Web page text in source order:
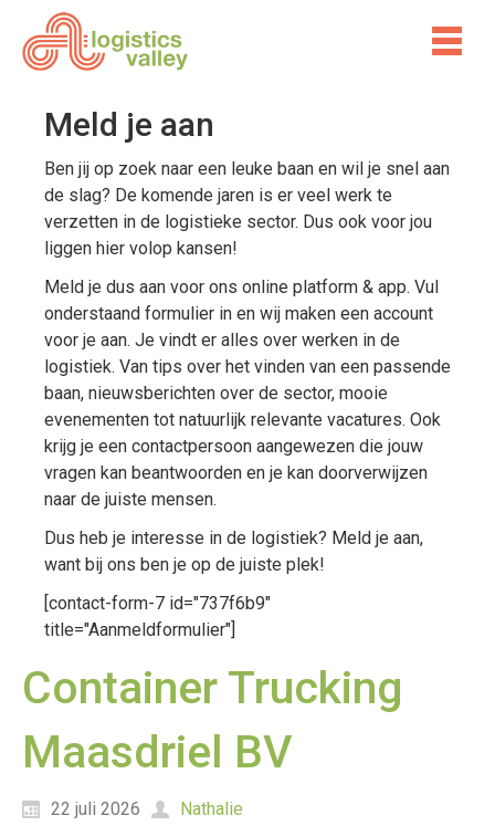
Meld je aan
Ben jij op zoek naar een leuke baan en wil je snel aan
de slag? De komende jaren is er veel werk te
verzetten in de logistieke sector. Dus ook voor jou
liggen hier volop kansen!
Meld je dus aan voor ons online platform & app. Vul
onderstaand formulier in en wij maken een account
voor je aan. Je vindt er alles over werken in de
logistiek. Van tips over het vinden van een passende
baan, nieuwsberichten over de sector, mooie
evenementen tot natuurlijk relevante vacatures. Ook
krijg je een contactpersoon aangewezen die jouw
vragen kan beantwoorden en je kan doorverwijzen
naar de juiste mensen.
Dus heb je interesse in de logistiek? Meld je aan,
want bij ons ben je op de juiste plek!
[contact-form-7 id="737f6b9"
title="Aanmeldformulier"]
Container Trucking
Maasdriel BV
22 juli 2026
Nathalie